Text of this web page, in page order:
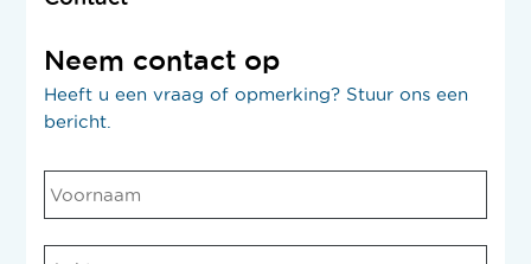
Neem contact op
Heeft u een vraag of opmerking? Stuur ons een
bericht.